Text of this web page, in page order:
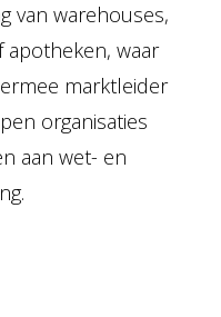
van warehouses,
apotheken, waar
marktleider
organisaties
aan wet- en